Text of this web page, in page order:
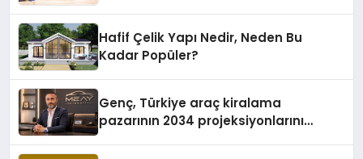
Hafif Çelik Yapı Nedir, Neden Bu
Kadar Popüler?
Genç, Türkiye araç kiralama
pazarının 2034 projeksiyonlarını